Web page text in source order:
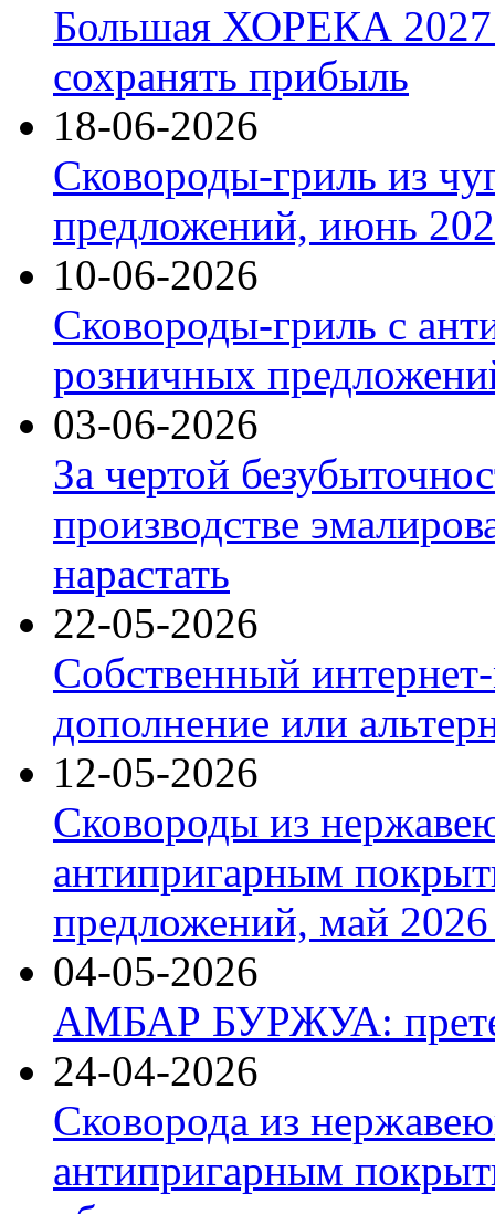
Большая ХОРЕКА 2027:
сохранять прибыль
18-06-2026
Сковороды-гриль из
предложений, июнь
10-06-2026
Сковороды-гриль с
розничных
03-06-2026
За чертой
производстве
нарастать
22-05-2026
Собственный
дополнение или
12-05-2026
Сковороды из
антипригарным
предложений, май 2026
04-05-2026
АМБАР БУРЖУА:
24-04-2026
Сковорода из
антипригарным